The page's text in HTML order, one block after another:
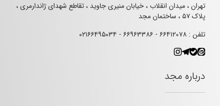
تهران ، میدان انقلاب ، خیابان منیری جاوید ، تقاطع شهدای ژاندارمری ،
پلاک ۵۷ ، ساختمان مجد
تلفن : ۶۶۴۱۲۰۷۸ - ۶۶۹۶۳۳۸۶ - ۰۲۱۶۶۴۹۵۰۳۴
درباره مجد